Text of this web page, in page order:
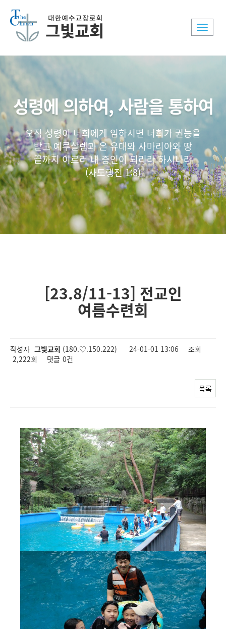
Toggle
성령에 의하여, 사람을 통하여
오직 성령이 너희에게 임하시면 너희가 권능을
받고 예루살렘과 온 유대와 사마리아와 땅
끝까지 이르러 내 증인이 되리라 하시니라
(사도행전 1:8)
[23.8/11-13] 전교인
여름수련회
작성자 그빛교회 (180.♡.150.222) 24-01-01 13:06
조회
2,222회
댓글 0건
목록